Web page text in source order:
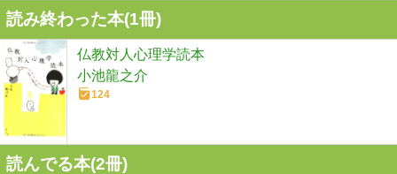
読み終わった本(1冊)
仏教対人心理学読本
小池龍之介
124
読んでる本(2冊)